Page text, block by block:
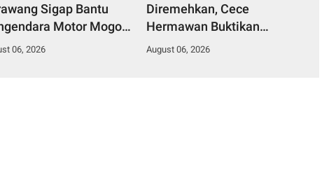
Sigap Bantu
Motor Mogok,
Humanis Tuai
06, 2026
Diremehkan, Cece
Hermawan Buktikan
Kepemimpinan Humanis
August 06, 2026